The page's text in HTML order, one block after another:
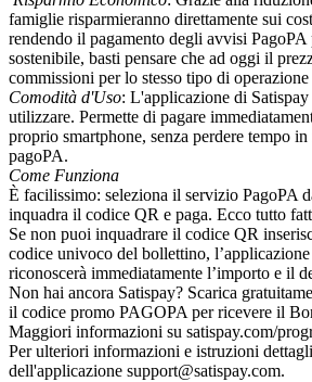
famiglie risparmieranno direttamente sui
rendendo il pagamento degli avvisi
sostenibile, basti pensare che ad oggi il
commissioni per lo stesso tipo di
Comodità d'Uso: L'applicazione di
utilizzare. Permette di pagare
proprio smartphone, senza perdere tempo
pagoPA.
Come Funziona
È facilissimo: seleziona il servizio PagoPA
inquadra il codice QR e paga. Ecco tutto
Se non puoi inquadrare il codice QR
codice univoco del bollettino, l’applicazione
riconoscerà immediatamente l’importo e il
Non hai ancora Satispay? Scarica
il codice promo PAGOPA per ricevere il
Maggiori informazioni su satispay.com/
Per ulteriori informazioni e istruzioni
dell'applicazione support@satispay.com.